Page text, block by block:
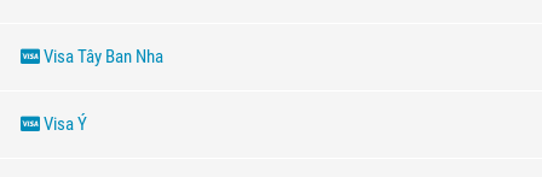
Visa Tây Ban Nha
Visa Ý